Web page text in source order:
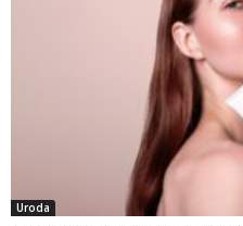
Uroda